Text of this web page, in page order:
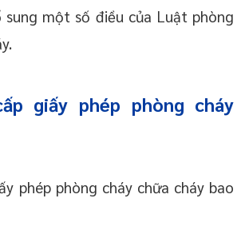
một số điều của Luật phòng
giấy phép phòng cháy
phép phòng cháy chữa cháy bao